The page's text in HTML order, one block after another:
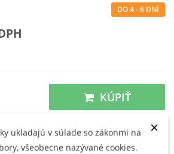
DO 4 - 6 DNÍ
KÚPIŤ
×
ukladajú v súlade so zákonmi na
všeobecne nazývané cookies.